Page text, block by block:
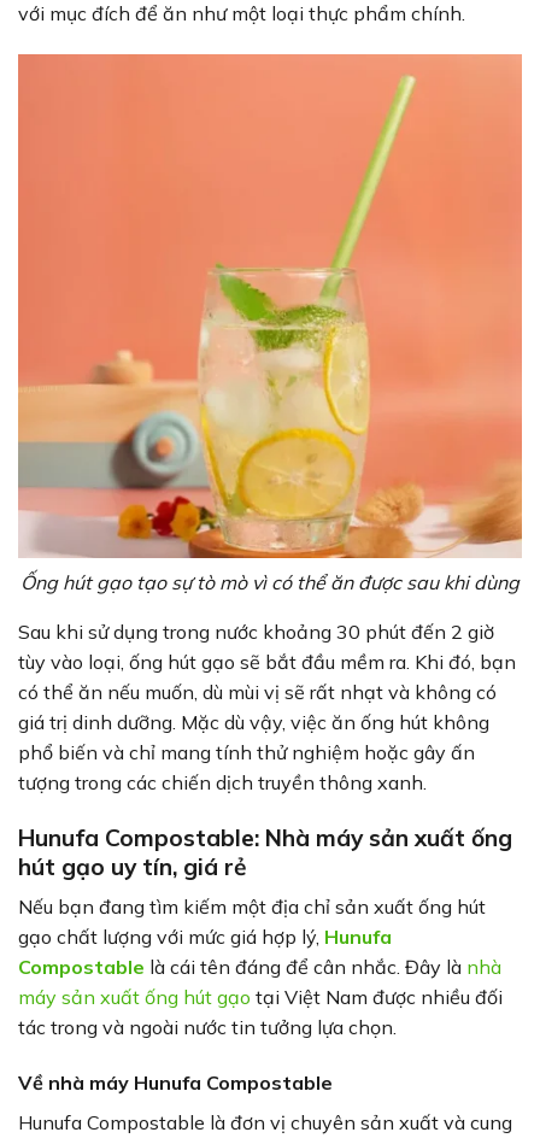
với mục đích để ăn như một loại thực phẩm chính.
Ống hút gạo tạo sự tò mò vì có thể ăn được sau khi dùng
Sau khi sử dụng trong nước khoảng 30 phút đến 2 giờ
tùy vào loại, ống hút gạo sẽ bắt đầu mềm ra. Khi đó, bạn
có thể ăn nếu muốn, dù mùi vị sẽ rất nhạt và không có
giá trị dinh dưỡng. Mặc dù vậy, việc ăn ống hút không
phổ biến và chỉ mang tính thử nghiệm hoặc gây ấn
tượng trong các chiến dịch truyền thông xanh.
Hunufa Compostable: Nhà máy sản xuất ống
hút gạo uy tín, giá rẻ
Nếu bạn đang tìm kiếm một địa chỉ sản xuất ống hút
gạo chất lượng với mức giá hợp lý, Hunufa
Compostable là cái tên đáng để cân nhắc. Đây là nhà
máy sản xuất ống hút gạo tại Việt Nam được nhiều đối
tác trong và ngoài nước tin tưởng lựa chọn.
Về nhà máy Hunufa Compostable
Hunufa Compostable là đơn vị chuyên sản xuất và cung